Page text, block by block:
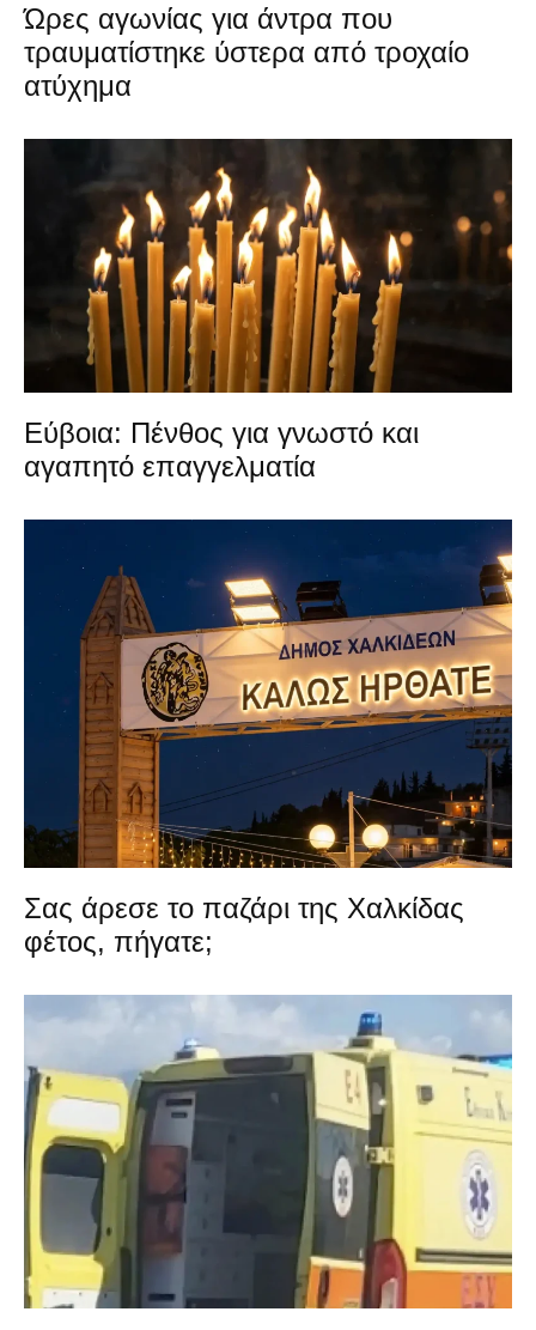
Ώρες αγωνίας για άντρα που
τραυματίστηκε ύστερα από τροχαίο
ατύχημα
Εύβοια: Πένθος για γνωστό και
αγαπητό επαγγελματία
Σας άρεσε το παζάρι της Χαλκίδας
φέτος, πήγατε;